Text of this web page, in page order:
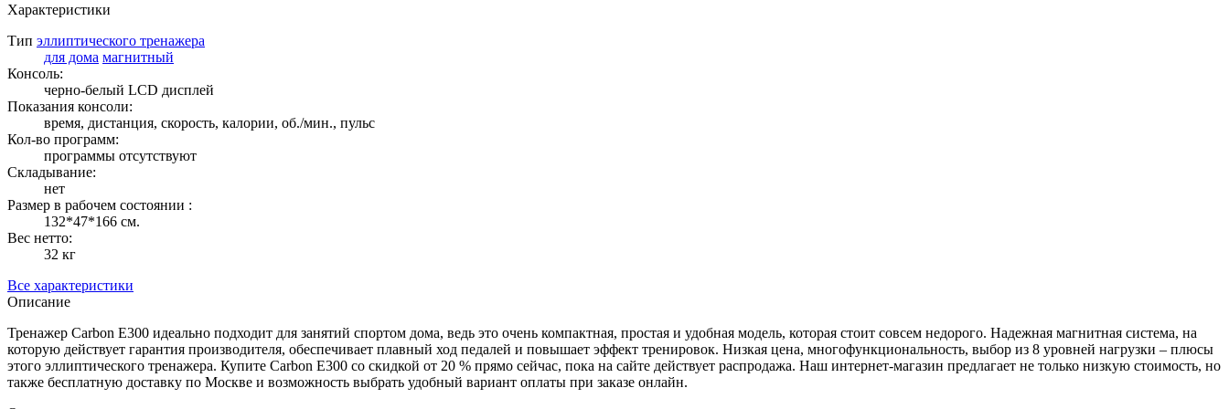
Характеристики
Тип эллиптического тренажера
для дома магнитный
Консоль:
черно-белый LCD дисплей
Показания консоли:
время, дистанция, скорость, калории, об./мин., пульс
Кол-во программ:
программы отсутствуют
Складывание:
нет
Размер в рабочем состоянии :
132*47*166 см.
Вес нетто:
32 кг
Все характеристики
Описание
Тренажер Carbon E300 идеально подходит для занятий спортом дома, ведь это очень компактная, простая и удобная модель, которая стоит совсем недорого. Надежная магнитная система, на
которую действует гарантия производителя, обеспечивает плавный ход педалей и повышает эффект тренировок. Низкая цена, многофункциональность, выбор из 8 уровней нагрузки – плюсы
этого эллиптического тренажера. Купите Carbon E300 со скидкой от 20 % прямо сейчас, пока на сайте действует распродажа. Наш интернет-магазин предлагает не только низкую стоимость, но
также бесплатную доставку по Москве и возможность выбрать удобный вариант оплаты при заказе онлайн.